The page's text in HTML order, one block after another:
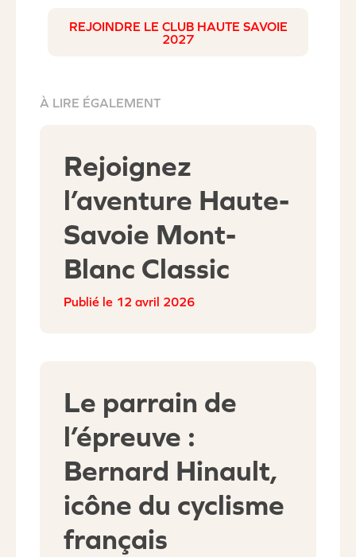
REJOINDRE LE CLUB HAUTE SAVOIE
2027
À LIRE ÉGALEMENT
Rejoignez
l’aventure Haute-
Savoie Mont-
Blanc Classic
12 avril 2026
Le parrain de
l’épreuve :
Bernard Hinault,
icône du cyclisme
français​